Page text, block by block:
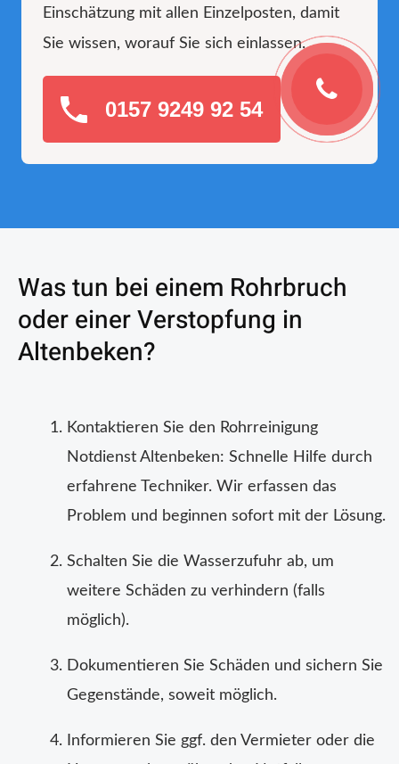
Einschätzung mit allen Einzelposten, damit
Sie wissen, worauf Sie sich einlassen.
0157 9249 92 54
Was tun bei einem Rohrbruch
oder einer Verstopfung in
Altenbeken?
Kontaktieren Sie den Rohrreinigung
Notdienst Altenbeken: Schnelle Hilfe durch
erfahrene Techniker. Wir erfassen das
Problem und beginnen sofort mit der Lösung.
Schalten Sie die Wasserzufuhr ab, um
weitere Schäden zu verhindern (falls
möglich).
Dokumentieren Sie Schäden und sichern Sie
Gegenstände, soweit möglich.
Informieren Sie ggf. den Vermieter oder die